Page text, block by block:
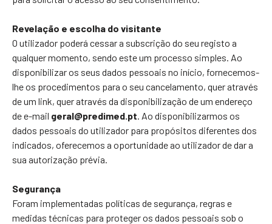
Revelação e escolha do visitante
O utilizador poderá cessar a subscrição do seu registo a
qualquer momento, sendo este um processo simples. Ao
disponibilizar os seus dados pessoais no início, fornecemos-
lhe os procedimentos para o seu cancelamento, quer através
de um link, quer através da disponibilização de um endereço
de e-mail geral@predimed.pt. Ao disponibilizarmos os
dados pessoais do utilizador para propósitos diferentes dos
indicados, oferecemos a oportunidade ao utilizador de dar a
sua autorização prévia.
Segurança
Foram implementadas políticas de segurança, regras e
medidas técnicas para proteger os dados pessoais sob o